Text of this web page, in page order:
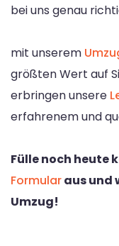
bei uns genau
mit unserem
größten Wert auf
erbringen unsere
erfahrenem und
Fülle noch heute
Formularaus und
Umzug!